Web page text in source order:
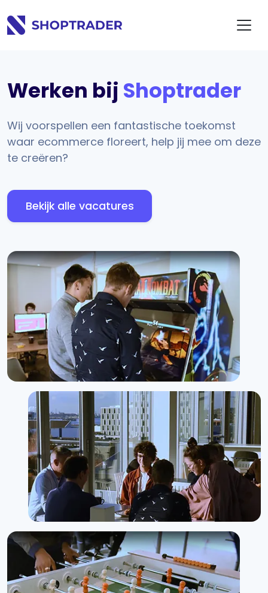
Werken bij Shoptrader
Wij voorspellen een fantastische toekomst
waar ecommerce floreert, help jij mee om deze
te creëren?
Bekijk alle vacatures